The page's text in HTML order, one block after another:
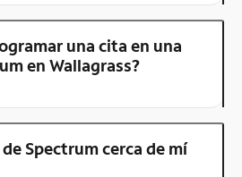
una cita en una
en Wallagrass?
Spectrum cerca de mí